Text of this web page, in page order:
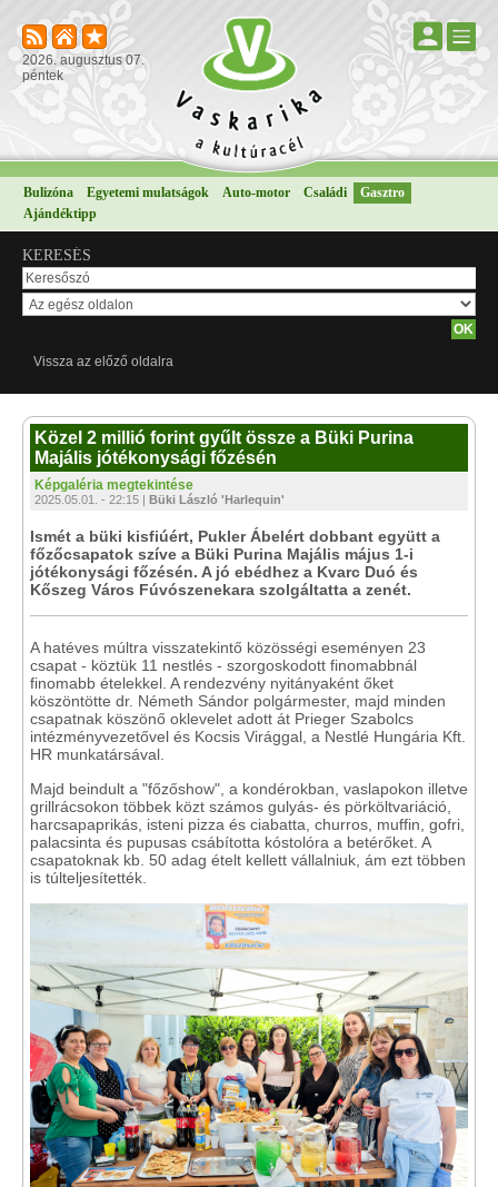
2026. augusztus 07.
péntek
Bulizóna Egyetemi mulatságok Auto-motor Családi
Gasztro
Ajándéktipp
KERESÉS
Vissza az előző oldalra
Közel 2 millió forint gyűlt össze a Büki Purina
Majális jótékonysági főzésén
Képgaléria megtekintése
2025.05.01. - 22:15 | Büki László 'Harlequin'
Ismét a büki kisfiúért, Pukler Ábelért dobbant együtt a
főzőcsapatok szíve a Büki Purina Majális május 1-i
jótékonysági főzésén. A jó ebédhez a Kvarc Duó és
Kőszeg Város Fúvószenekara szolgáltatta a zenét.
A hatéves múltra visszatekintő közösségi eseményen 23
csapat - köztük 11 nestlés - szorgoskodott finomabbnál
finomabb ételekkel. A rendezvény nyitányaként őket
köszöntötte dr. Németh Sándor polgármester, majd minden
csapatnak köszönő oklevelet adott át Prieger Szabolcs
intézményvezetővel és Kocsis Virággal, a Nestlé Hungária Kft.
HR munkatársával.
Majd beindult a "főzőshow", a kondérokban, vaslapokon illetve
grillrácsokon többek közt számos gulyás- és pörköltvariáció,
harcsapaprikás, isteni pizza és ciabatta, churros, muffin, gofri,
palacsinta és pupusas csábította kóstolóra a betérőket. A
csapatoknak kb. 50 adag ételt kellett vállalniuk, ám ezt többen
is túlteljesítették.